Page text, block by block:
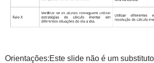
Orientações:Este slide não é um